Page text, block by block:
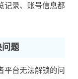
记录、账号信息都
问题
平台无法解锁的问